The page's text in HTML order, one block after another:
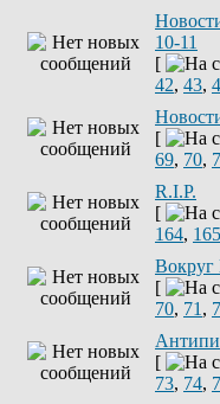
10-11
[
42, 43,
[
69, 70,
R.I.P.
[
164, 165
Вокруг
[
70, 71 ,
[
73, 74,